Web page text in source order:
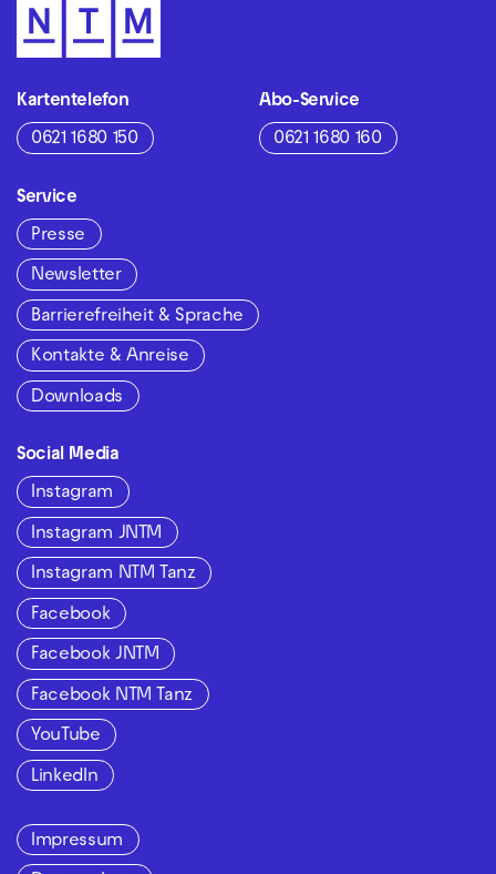
Kartentelefon
0621 1680 150
Abo-Service
0621 1680 160
Service
Presse
Newsletter
Barrierefreiheit & Sprache
Kontakte & Anreise
Downloads
Social Media
Instagram
Instagram JNTM
Instagram NTM Tanz
Facebook
Facebook JNTM
Facebook NTM Tanz
YouTube
LinkedIn
Impressum